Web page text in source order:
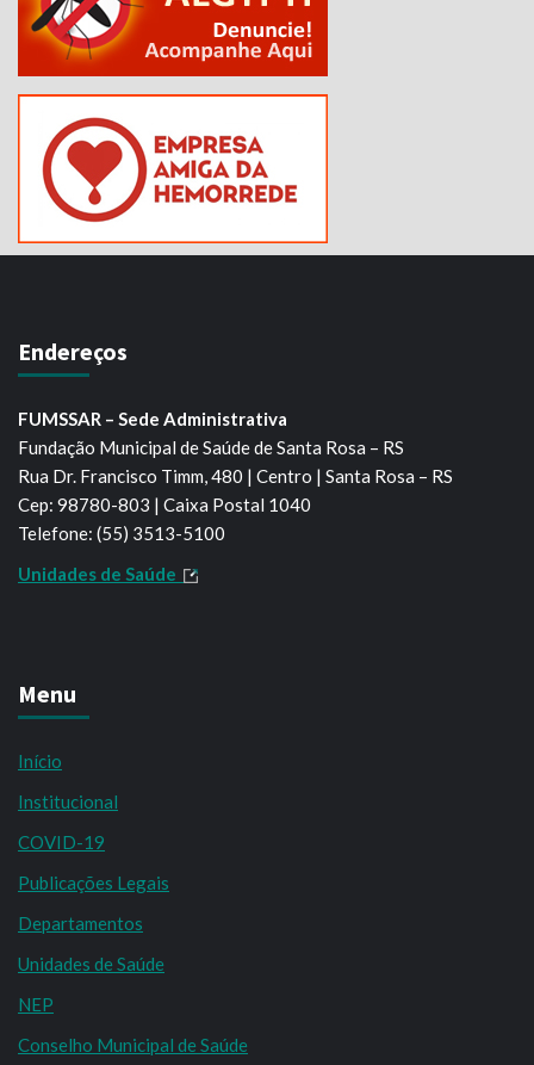
Endereços
FUMSSAR – Sede Administrativa
Fundação Municipal de Saúde de Santa Rosa – RS
Rua Dr. Francisco Timm, 480 | Centro | Santa Rosa – RS
Cep: 98780-803 | Caixa Postal 1040
Telefone: (55) 3513-5100
Unidades de Saúde
Menu
Início
Institucional
COVID-19
Publicações Legais
Departamentos
Unidades de Saúde
NEP
Conselho Municipal de Saúde